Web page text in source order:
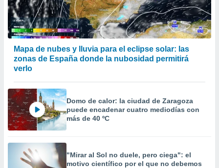
Mapa de nubes y lluvia para el eclipse solar: las
zonas de España donde la nubosidad permitirá
verlo
Domo de calor: la ciudad de Zaragoza
puede encadenar cuatro mediodías con
más de 40 ºC
"Mirar al Sol no duele, pero ciega": el
motivo científico por el que no debemos